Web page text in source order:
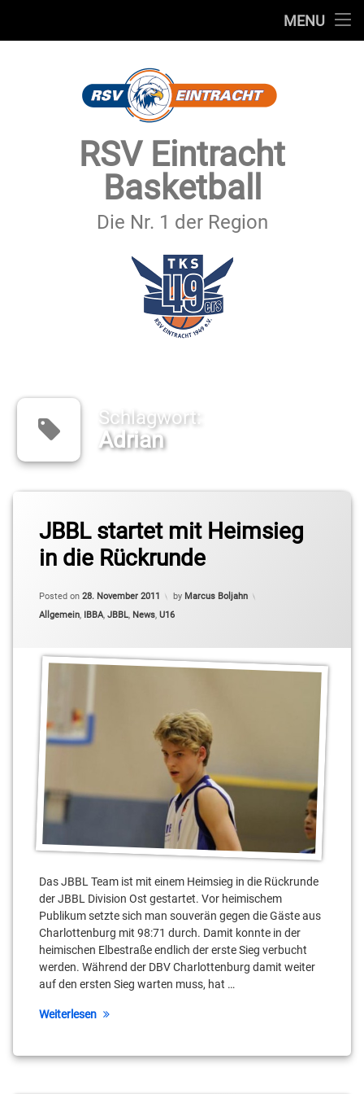
MENU
SECHSTER MANN
IMPRESSUM & DATENSCHUTZ
RSV Eintracht
Basketball
Die Nr. 1 der Region
Schlagwort:
Adrian
JBBL startet mit Heimsieg
in die Rückrunde
Posted on 28. November 2011
Updated on28. November 2011
by Marcus Boljahn
Categories:
Allgemein, IBBA, JBBL, News, U16
Das JBBL Team ist mit einem Heimsieg in die Rückrunde
der JBBL Division Ost gestartet. Vor heimischem
Publikum setzte sich man souverän gegen die Gäste aus
Charlottenburg mit 98:71 durch. Damit konnte in der
heimischen Elbestraße endlich der erste Sieg verbucht
werden. Während der DBV Charlottenburg damit weiter
auf den ersten Sieg warten muss, hat …
Weiterlesen
Adrian
Anton
Ziemann
Christopher
Schreiber
Daniel
Mixich
Charlottenburg
Florian
Fürstenberg
IBBA
JBBL
Joscha
Gretzschel
Maximilan
Schmidtke
Maximilian